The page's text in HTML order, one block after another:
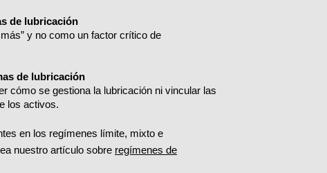
de lubricación
y no como un factor crítico de
de lubricación
cómo se gestiona la lubricación ni vincular las
los activos.
en los regímenes límite, mixto e
nuestro artículo sobre regímenes de